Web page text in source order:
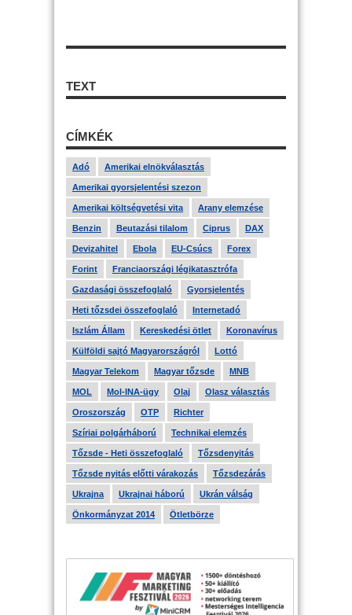
TEXT
CÍMKÉK
Adó Amerikai elnökválasztás
Amerikai gyorsjelentési szezon
Amerikai költségvetési vita Arany elemzése
Benzin Beutazási tilalom Ciprus DAX
Devizahitel Ebola EU-Csúcs Forex
Forint Franciaországi légikatasztrófa
Gazdasági összefoglaló Gyorsjelentés
Heti tőzsdei összefoglaló Internetadó
Iszlám Állam Kereskedési ötlet Koronavírus
Külföldi sajtó Magyarországról Lottó
Magyar Telekom Magyar tőzsde MNB
MOL Mol-INA-ügy Olaj Olasz választás
Oroszország OTP Richter
Szíriai polgárháború Technikai elemzés
Tőzsde - Heti összefoglaló Tőzsdenyitás
Tőzsde nyitás előtti várakozás Tőzsdezárás
Ukrajna Ukrajnai háború Ukrán válság
Önkormányzat 2014 Ötletbörze